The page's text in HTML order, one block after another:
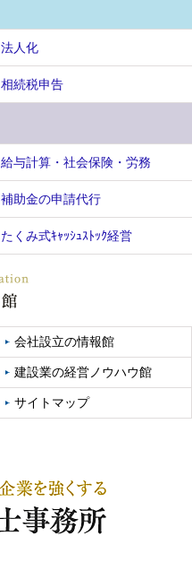
法人化
相続税申告
給与計算・社会保険・労務
補助金の申請代行
たくみ式ｷｬｯｼｭｽﾄｯｸ経営
会社設立の情報館
建設業の経営ノウハウ館
サイトマップ